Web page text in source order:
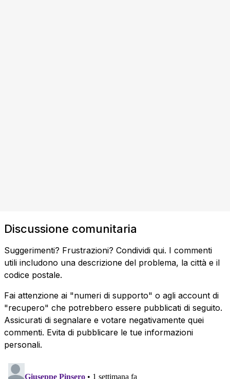
Discussione comunitaria
Suggerimenti? Frustrazioni? Condividi qui. I commenti
utili includono una descrizione del problema, la città e il
codice postale.
Fai attenzione ai "numeri di supporto" o agli account di
"recupero" che potrebbero essere pubblicati di seguito.
Assicurati di segnalare e votare negativamente quei
commenti. Evita di pubblicare le tue informazioni
personali.